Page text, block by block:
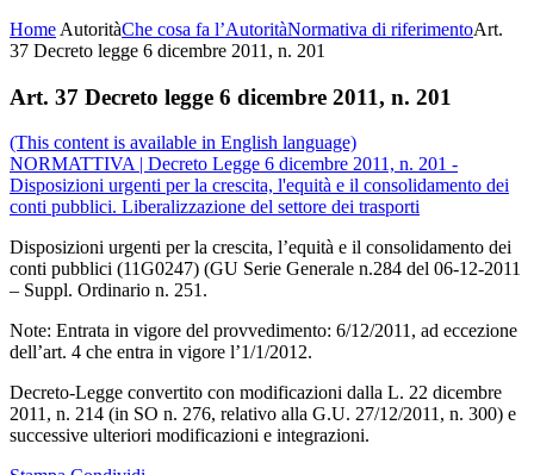
Home AutoritàChe cosa fa l’AutoritàNormativa di riferimentoArt.
37 Decreto legge 6 dicembre 2011, n. 201
Art. 37 Decreto legge 6 dicembre 2011, n. 201
(This content is available in English language)
NORMATTIVA | Decreto Legge 6 dicembre 2011, n. 201 -
Disposizioni urgenti per la crescita, l'equità e il consolidamento dei
conti pubblici. Liberalizzazione del settore dei trasporti
Disposizioni urgenti per la crescita, l’equità e il consolidamento dei
conti pubblici (11G0247) (GU Serie Generale n.284 del 06-12-2011
– Suppl. Ordinario n. 251.
Note: Entrata in vigore del provvedimento: 6/12/2011, ad eccezione
dell’art. 4 che entra in vigore l’1/1/2012.
Decreto-Legge convertito con modificazioni dalla L. 22 dicembre
2011, n. 214 (in SO n. 276, relativo alla G.U. 27/12/2011, n. 300) e
successive ulteriori modificazioni e integrazioni.